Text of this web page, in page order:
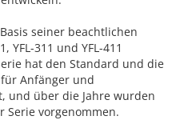
seiner beachtlichen
YFL-311 und YFL-411
hat den Standard und die
Anfänger und
und über die Jahre wurden
Serie vorgenommen.